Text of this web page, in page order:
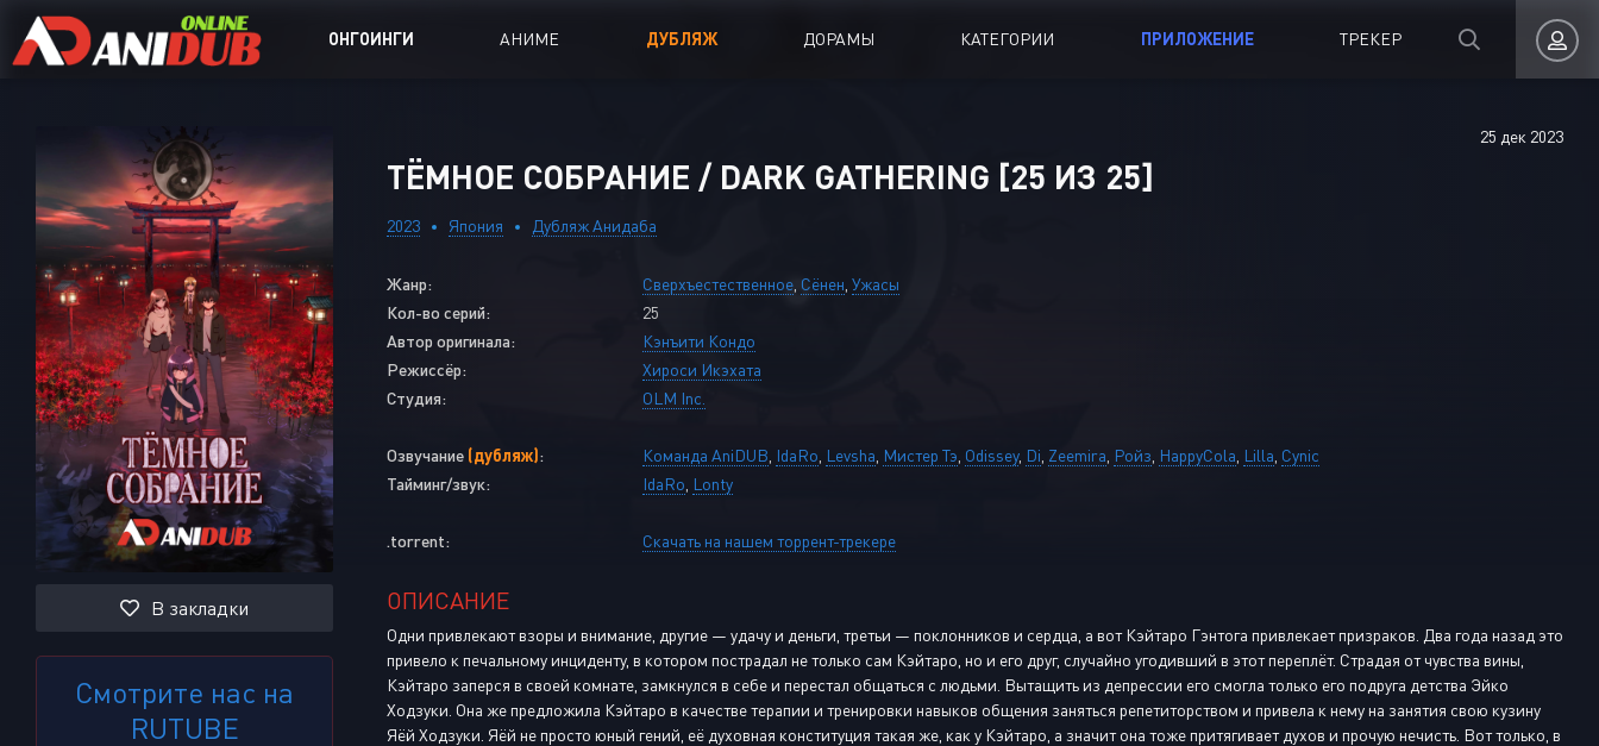
ОНГОИНГИ АНИМЕ ДУБЛЯЖ ДОРАМЫ КАТЕГОРИИ
Аниме сериалы
Аниме Фильмы
Дубляж Анидаба
ПРИЛОЖЕНИЕ ТРЕКЕР
Авторизация
В закладки
Смотрите нас на
RUTUBE
25 дек 2023
ТЁМНОЕ СОБРАНИЕ / DARK GATHERING [25 ИЗ 25]
2023 Япония Дубляж Анидаба
Жанр: Сверхъестественное Сёнен Ужасы
Кол-во серий:
25
Автор оригинала:
Кэнъити Кондо
Режиссёр:
Хироси Икэхата
Студия:
OLM Inc.
Озвучание (дубляж): Команда AniDUB IdaRo Levsha Мистер Тэ Odissey, Di Zeemira Ройз HappyCola Lilla Cynic
Тайминг/звук:
IdaRo Lonty
.torrent: Скачать на нашем торрент-трекере
ОПИСАНИЕ
Одни привлекают взоры и внимание, другие — удачу и деньги, третьи — поклонников и сердца, а вот Кэйтаро Гэнтога привлекает призраков. Два года назад это
привело к печальному инциденту, в котором пострадал не только сам Кэйтаро, но и его друг, случайно угодивший в этот переплёт. Страдая от чувства вины,
Кэйтаро заперся в своей комнате, замкнулся в себе и перестал общаться с людьми. Вытащить из депрессии его смогла только его подруга детства Эйко
Ходзуки. Она же предложила Кэйтаро в качестве терапии и тренировки навыков общения заняться репетиторством и привела к нему на занятия свою кузину
Яёй Ходзуки. Яёй не просто юный гений, её духовная конституция такая же, как у Кэйтаро, а значит она тоже притягивает духов и прочую нечисть. Вот только, в